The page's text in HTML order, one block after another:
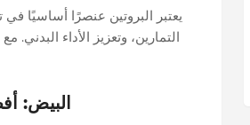
يعتبر البروتين عنصرًا أساسيًا في
التمارين، وتعزيز الأداء البدني.
البيض: